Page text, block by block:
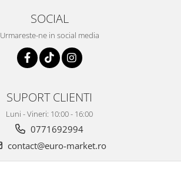
SOCIAL
Urmareste-ne in social media
SUPORT CLIENTI
Luni - Vineri: 10:00 - 16:00
0771692994
contact@euro-market.ro